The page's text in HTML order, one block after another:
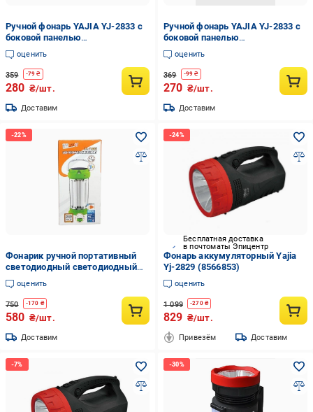
Ручной фонарь YAJIA YJ-2833 с
боковой панелью
аккумуляторный Синий
(13011469)
оценить
359 -79 ₴
280 ₴/шт.
Доставим
Ручной фонарь YAJIA YJ-2833 с
боковой панелью
аккумуляторный Оранжевый
(13011822)
оценить
369 -99 ₴
270 ₴/шт.
Доставим
Фонарик ручной портативный
светодиодный светодиодный
Yajia LL-7106S (12852069)
оценить
750 -170 ₴
580 ₴/шт.
Доставим
Бесплатная доставка
в почтоматы Эпицентр
Фонарь аккумуляторный Yajia
Yj-2829 (8566853)
оценить
1 099 -270₴
829 ₴/шт.
Привезём Доставим